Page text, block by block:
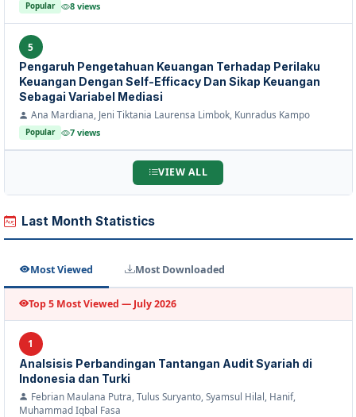
Popular 8 views
5
Pengaruh Pengetahuan Keuangan Terhadap Perilaku
Keuangan Dengan Self-Efficacy Dan Sikap Keuangan
Sebagai Variabel Mediasi
Ana Mardiana, Jeni Tiktania Laurensa Limbok, Kunradus Kampo
Popular 7 views
VIEW ALL
Last Month Statistics
Most Viewed Most Downloaded
Top 5 Most Viewed — July 2026
1
Analsisis Perbandingan Tantangan Audit Syariah di
Indonesia dan Turki
Febrian Maulana Putra, Tulus Suryanto, Syamsul Hilal, Hanif,
Muhammad Iqbal Fasa